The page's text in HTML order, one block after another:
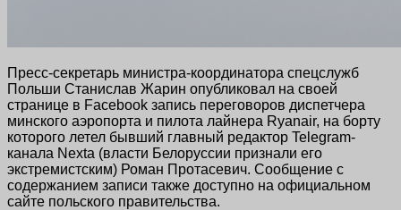
Пресс-секретарь министра-координатора спецслужб
Польши Станислав Жарин опубликовал на своей
странице в Facebook запись переговоров диспетчера
минского аэропорта и пилота лайнера Ryanair, на борту
которого летел бывший главный редактор Telegram-
канала Nexta (власти Белоруссии признали его
экстремистским) Роман Протасевич. Сообщение с
содержанием записи также доступно на официальном
сайте польского правительства.